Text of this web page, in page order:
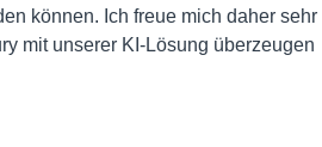
können. Ich freue mich daher sehr
mit unserer KI-Lösung überzeugen